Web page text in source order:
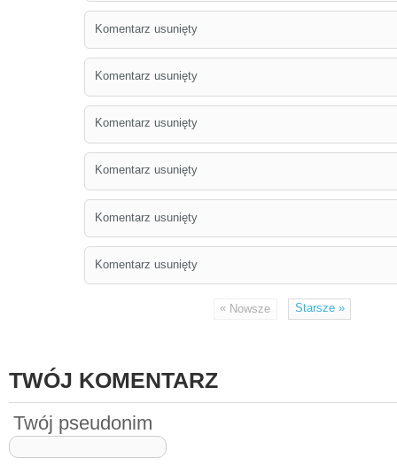
Komentarz usunięty
Komentarz usunięty
Komentarz usunięty
Komentarz usunięty
Komentarz usunięty
Komentarz usunięty
« Nowsze Starsze»
TWÓJ KOMENTARZ
Twój pseudonim